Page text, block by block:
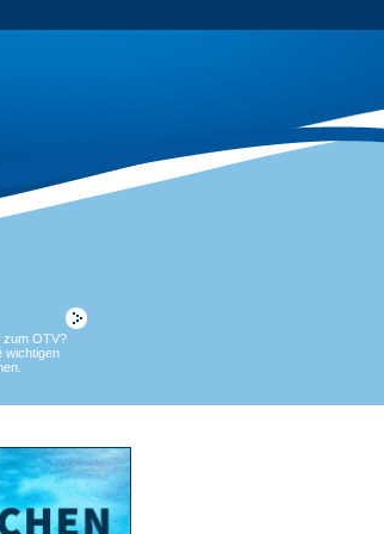
zum OTV?
wichtigen